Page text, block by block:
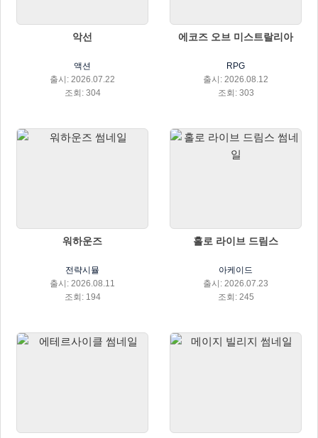
악선
액션
출시: 2026.07.22
조회: 304
에코즈 오브 미스트랄리아
RPG
출시: 2026.08.12
조회: 303
워하운즈
전략시뮬
출시: 2026.08.11
조회: 194
홀로 라이브 드림스
아케이드
출시: 2026.07.23
조회: 245